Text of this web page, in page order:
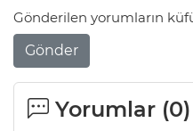
Gönderilen yorumların
Gönder
Yorumlar (0)